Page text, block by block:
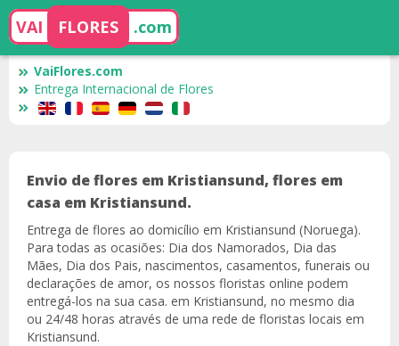
VAI FLORES .com
VaiFlores.com
Entrega Internacional de Flores
Envio de flores em Kristiansund, flores em
casa em Kristiansund.
Entrega de flores ao domicílio em Kristiansund (Noruega).
Para todas as ocasiões: Dia dos Namorados, Dia das
Mães, Dia dos Pais, nascimentos, casamentos, funerais ou
declarações de amor, os nossos floristas online podem
entregá-los na sua casa. em Kristiansund, no mesmo dia
ou 24/48 horas através de uma rede de floristas locais em
Kristiansund.